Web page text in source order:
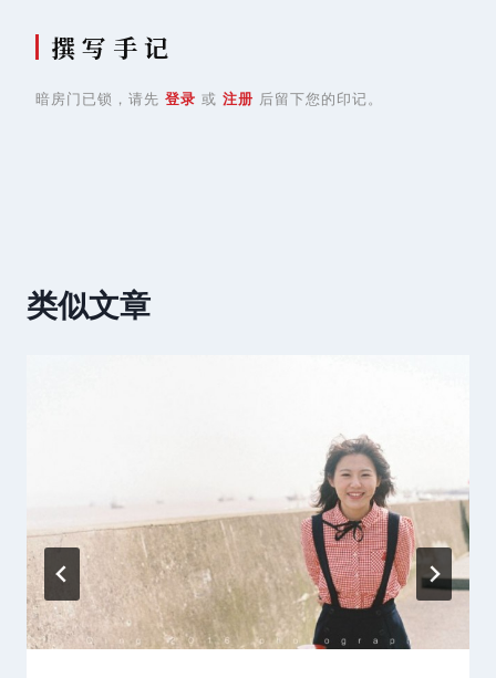
撰 写 手 记
暗房门已锁，请先 登录 或 注册 后留下您的印记。
类似文章